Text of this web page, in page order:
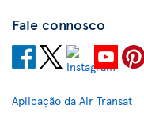
Fale connosco
Aplicação da Air Transat